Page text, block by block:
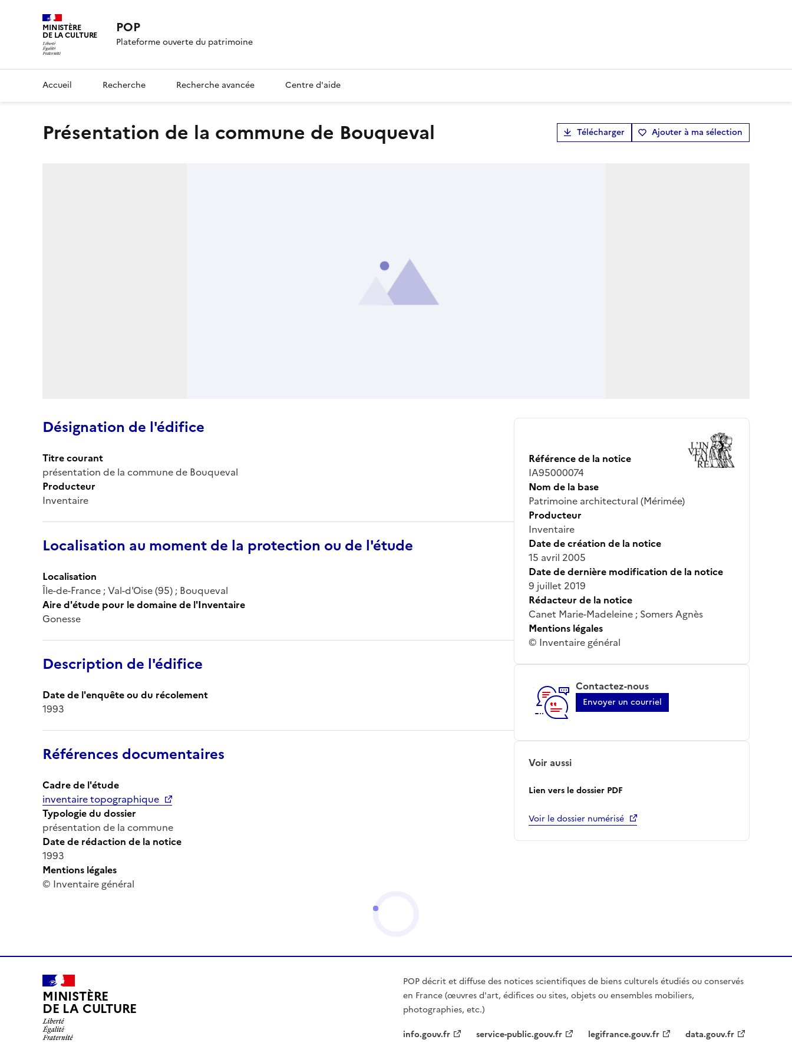
MINISTÈRE
DE LA CULTURE POP
Plateforme ouverte du patrimoine
Accueil Recherche Recherche avancée Centre d'aide
présentation de la commune de Bouqueval Télécharger Ajouter à ma sélection
Désignation de l'édifice
Titre courant
présentation de la commune de Bouqueval
Producteur
Inventaire
Localisation au moment de la protection ou de l'étude
Localisation
Île-de-France ; Val-d'Oise (95) ; Bouqueval
Aire d'étude pour le domaine de l'Inventaire
Gonesse
Description de l'édifice
Date de l'enquête ou du récolement
1993
Références documentaires
Cadre de l'étude
inventaire topographique
Typologie du dossier
présentation de la commune
Date de rédaction de la notice
1993
Mentions légales
© Inventaire général
Référence de la notice
IA95000074
Nom de la base
Patrimoine architectural (Mérimée)
Producteur
Inventaire
Date de création de la notice
15 avril 2005
Date de dernière modification de la notice
9 juillet 2019
Rédacteur de la notice
Canet Marie-Madeleine ; Somers Agnès
Mentions légales
© Inventaire général
Contactez-nous
Envoyer un courriel
Voir aussi
Lien vers le dossier PDF
Voir le dossier numérisé
MINISTÈRE
DE LA CULTURE
POP décrit et diffuse des notices scientifiques de biens culturels étudiés ou conservés
en France (œuvres d'art, édifices ou sites, objets ou ensembles mobiliers,
photographies, etc.)
info.gouv.fr
service-public.gouv.fr legifrance.gouv.fr data.gouv.fr